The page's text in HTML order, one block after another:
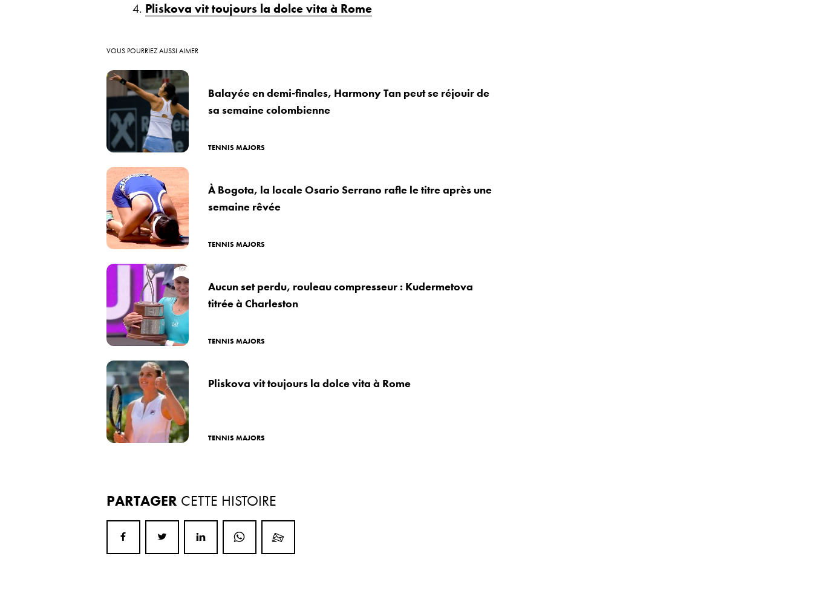
Pliskova vit toujours la dolce vita à Rome
VOUS POURRIEZ AUSSI AIMER
Balayée en demi-finales, Harmony Tan peut se réjouir de
sa semaine colombienne
TENNIS MAJORS
À Bogota, la locale Osario Serrano rafle le titre après une
semaine rêvée
TENNIS MAJORS
Aucun set perdu, rouleau compresseur : Kudermetova
titrée à Charleston
TENNIS MAJORS
Pliskova vit toujours la dolce vita à Rome
TENNIS MAJORS
PARTAGER CETTE HISTOIRE